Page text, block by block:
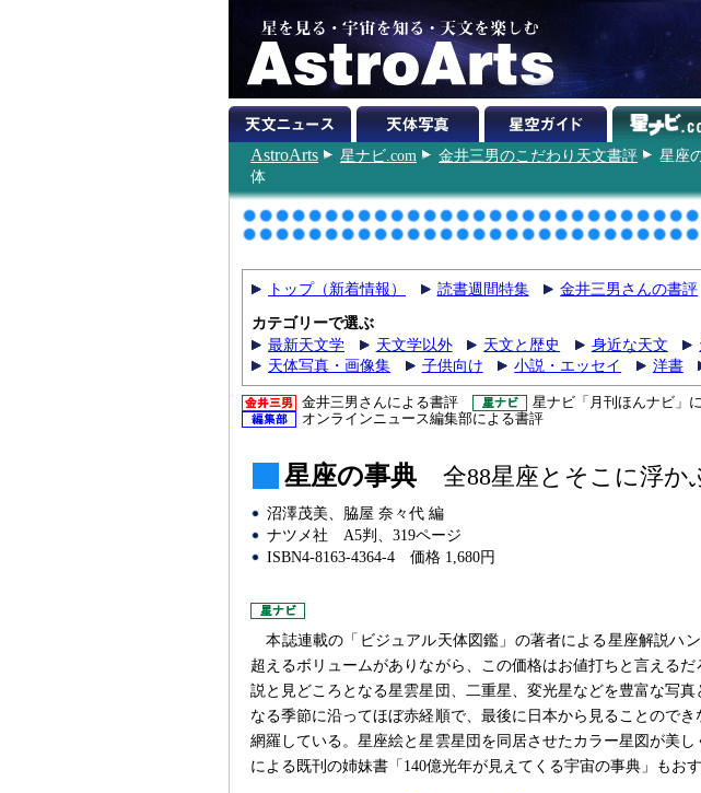
AstroArts 星ナビ.com 金井三男のこだわり天文書評
星座
体
トップ（新着情報） 読書週間特集 金井三男さんの書評
カテゴリーで選ぶ
最新天文学
天文学以外 天文と歴史 身近な天文
天体写真・画像集
子供向け 小説・エッセイ 洋書
金井三男さんによる書評
星ナビ「月刊ほんナビ」
オンラインニュース編集部による書評
星座の事典 全88星座とそこに浮か
沼澤茂美、脇屋 奈々代 編
ナツメ社
A5判、319ページ
ISBN4-8163-4364-4
価格 1,680円
本誌連載の「ビジュアル天体図鑑」の著者による星座解説ハ
超えるボリュームがありながら、この価格はお値打ちと言える
説と見どころとなる星雲星団、二重星、変光星などを豊富な写
なる季節に沿ってほぼ赤経順で、最後に日本から見ることので
網羅している。星座絵と星雲星団を同居させたカラー星図が美
による既刊の姉妹書「140億光年が見えてくる宇宙の事典」もおす